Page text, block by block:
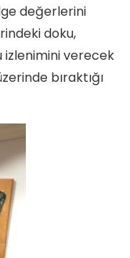
değerlerini
doku,
izlenimini verecek
bıraktığı